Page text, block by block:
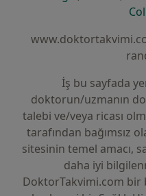
İş bu sayfada
doktorun/uzmanın
talebi ve/veya ricası
tarafından bağımsız
sitesinin temel amacı,
daha iyi
DoktorTakvimi.com bir